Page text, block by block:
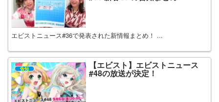
エビストニュース#36で発表された新情報まとめ！ ...
告知 【エビスト】エビストニュース
#48の放送が決定！